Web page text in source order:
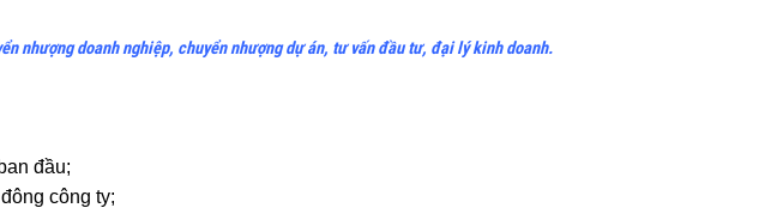
nhượng doanh nghiệp, chuyển nhượng dự án, tư vấn đầu tư, đại lý kinh doanh.
đầu;
công ty;